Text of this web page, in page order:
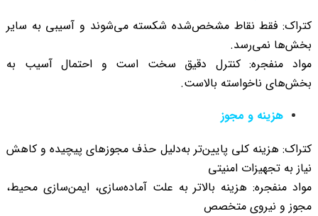
کتراک: فقط نقاط مشخص‌شده شکسته می‌شوند و آسیبی به سایر
بخش‌ها نمی‌رسد.
مواد منفجره: کنترل دقیق سخت است و احتمال آسیب به
بخش‌های ناخواسته بالاست.
هزینه و مجوز
کتراک: هزینه کلی پایین‌تر به‌دلیل حذف مجوزهای پیچیده و کاهش
نیاز به تجهیزات امنیتی
مواد منفجره: هزینه بالاتر به علت آماده‌سازی، ایمن‌سازی محیط،
مجوز و نیروی متخصص